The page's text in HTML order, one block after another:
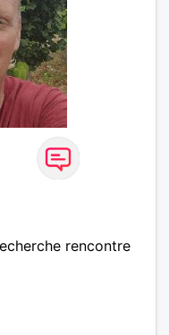
rencontre